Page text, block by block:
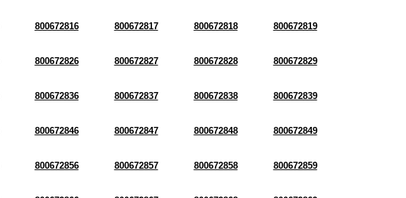
800672816 800672817 800672818 800672819
800672826 800672827 800672828 800672829
800672836 800672837 800672838 800672839
800672846 800672847 800672848 800672849
800672856 800672857 800672858 800672859